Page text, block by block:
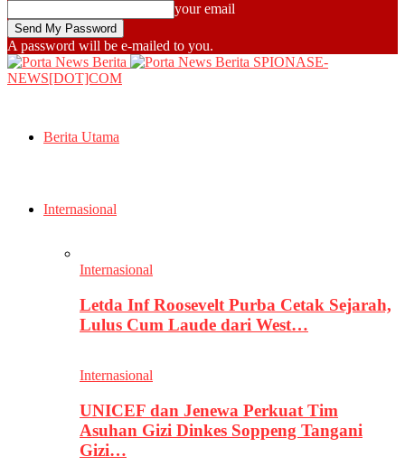
your email
A password will be e-mailed to you.
SPIONASE-
NEWS[DOT]COM
Berita Utama
Internasional
Internasional
Letda Inf Roosevelt Purba Cetak Sejarah,
Lulus Cum Laude dari West…
Internasional
UNICEF dan Jenewa Perkuat Tim
Asuhan Gizi Dinkes Soppeng Tangani
Gizi…